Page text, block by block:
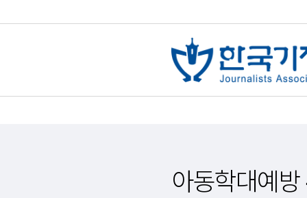
아동학대예방